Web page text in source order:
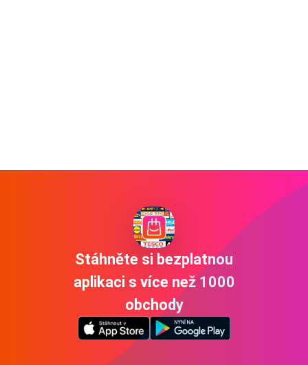
Stáhněte si bezplatnou
aplikaci s více než 1000
obchody